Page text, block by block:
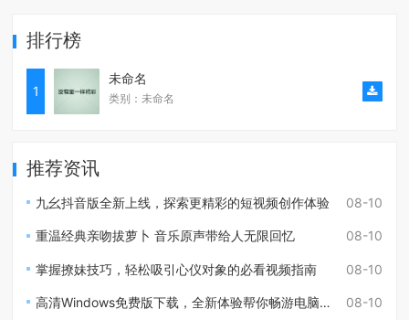
排行榜
1
未命名
类别：未命名
推荐资讯
08-10
九幺抖音版全新上线，探索更精彩的短视频创作体验
08-10
重温经典亲吻拔萝卜 音乐原声带给人无限回忆
08-10
掌握撩妹技巧，轻松吸引心仪对象的必看视频指南
08-10
高清Windows免费版下载，全新体验帮你畅游电脑生活